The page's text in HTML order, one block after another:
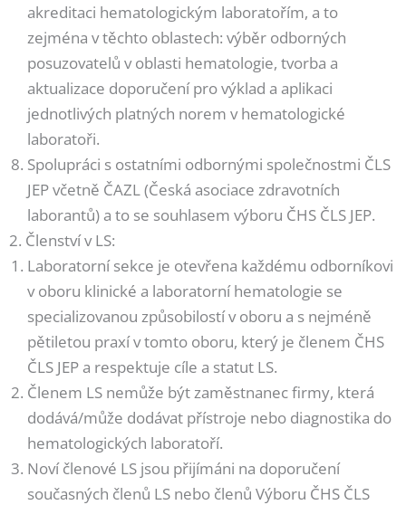
akreditaci hematologickým laboratořím, a to
zejména v těchto oblastech: výběr odborných
posuzovatelů v oblasti hematologie, tvorba a
aktualizace doporučení pro výklad a aplikaci
jednotlivých platných norem v hematologické
laboratoři.
Spolupráci s ostatními odbornými společnostmi ČLS
JEP včetně ČAZL (Česká asociace zdravotních
laborantů) a to se souhlasem výboru ČHS ČLS JEP.
2. Členství v LS:
Laboratorní sekce je otevřena každému odborníkovi
v oboru klinické a laboratorní hematologie se
specializovanou způsobilostí v oboru a s nejméně
pětiletou praxí v tomto oboru, který je členem ČHS
ČLS JEP a respektuje cíle a statut LS.
Členem LS nemůže být zaměstnanec firmy, která
dodává/může dodávat přístroje nebo diagnostika do
hematologických laboratoří.
Noví členové LS jsou přijímáni na doporučení
současných členů LS nebo členů Výboru ČHS ČLS